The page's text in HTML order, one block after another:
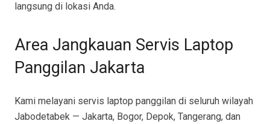
langsung di lokasi Anda.
Area Jangkauan Servis Laptop
Panggilan Jakarta
Kami melayani servis laptop panggilan di seluruh wilayah
Jabodetabek — Jakarta, Bogor, Depok, Tangerang, dan